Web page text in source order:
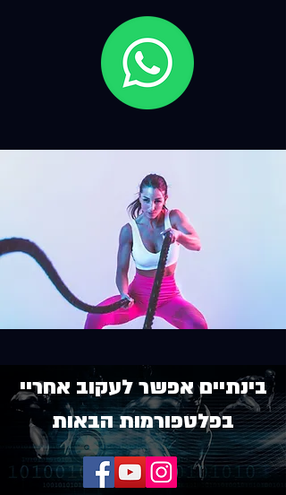
בינתיים אפשר לעקוב אחריי
בפלטפורמות הבאות